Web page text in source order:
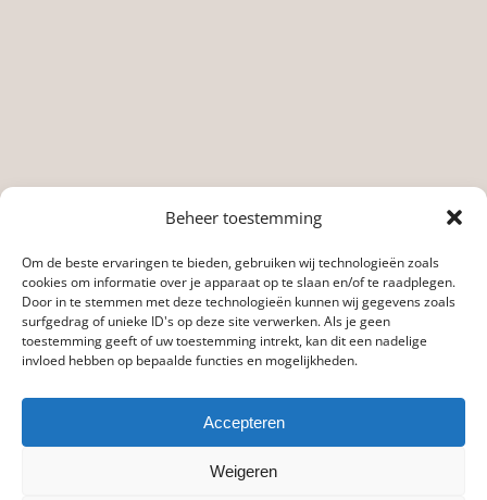
Beheer toestemming
Om de beste ervaringen te bieden, gebruiken wij technologieën zoals
cookies om informatie over je apparaat op te slaan en/of te raadplegen.
Door in te stemmen met deze technologieën kunnen wij gegevens zoals
surfgedrag of unieke ID's op deze site verwerken. Als je geen
toestemming geeft of uw toestemming intrekt, kan dit een nadelige
invloed hebben op bepaalde functies en mogelijkheden.
Accepteren
Weigeren